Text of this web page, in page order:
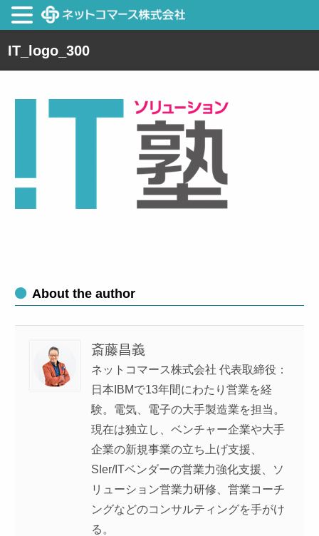
IT_logo_300
About the author
斎藤昌義
ネットコマース株式会社 代表取締役：
日本IBMで13年間にわたり営業を経
験。電気、電子の大手製造業を担当。
現在は独立し、ベンチャー企業や大手
企業の新規事業の立ち上げ支援、
SIer/ITベンダーの営業力強化支援、ソ
リューション営業力研修、営業コーチ
ングなどのコンサルティングを手がけ
る。